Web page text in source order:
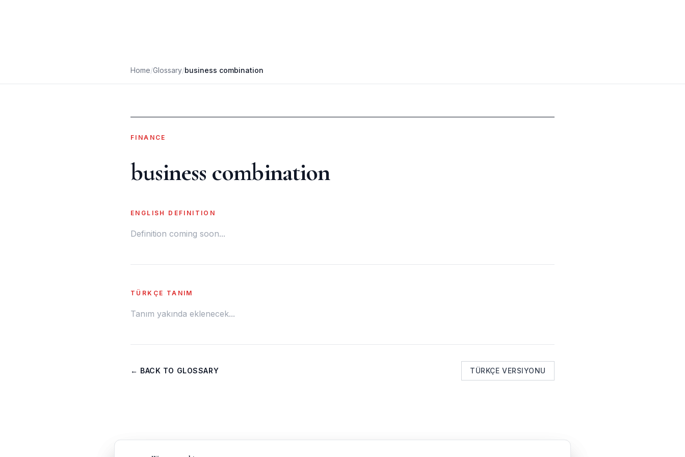
Home/Glossary/business combination
FINANCE
business combination
ENGLISH DEFINITION
Definition coming soon...
TÜRKÇE TANIM
Tanım yakında eklenecek...
← BACK TO GLOSSARY TÜRKÇE VERSIYONU